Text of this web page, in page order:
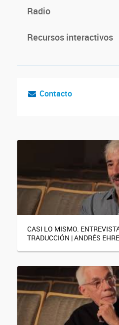
Radio
Recursos interactivos
Contacto
CASI LO MISMO.
TRADUCCIÓN | ANDRÉS